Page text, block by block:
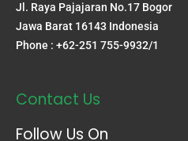
Jl. Raya Pajajaran No.17 Bogor
Jawa Barat 16143 Indonesia
Phone : +62-251 755-9932/1
Contact Us
Follow Us On